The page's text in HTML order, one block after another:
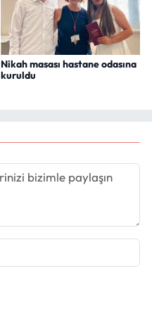
Nikah masası hastane odasına
kuruldu